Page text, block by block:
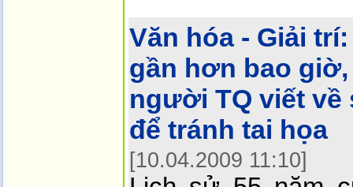
Văn hóa - Giải trí:
gần hơn bao
người TQ viết về
để tránh tai họa
[10.04.2009 11:10]